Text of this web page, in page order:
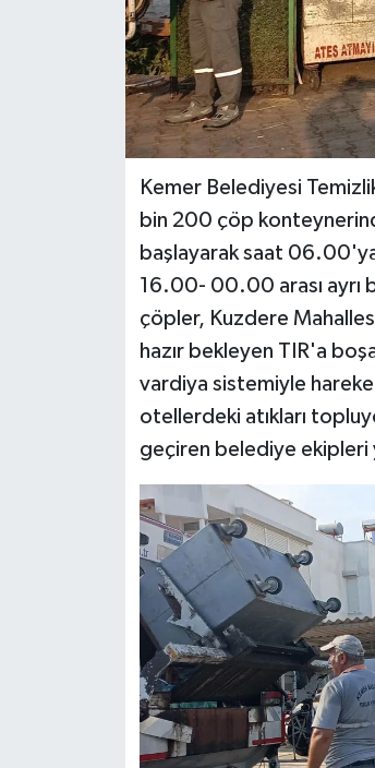
Kemer Belediyesi
bin 200 çöp
başlayarak saat
16.00- 00.00 arası ayrı
çöpler, Kuzdere
hazır bekleyen TIR'a
vardiya sistemiyle
otellerdeki atıkları
geçiren belediye ekipleri
RÖPORTAJ
VİDEO HABERLER
YAZARLAR
RESMİ İLAN
MAGAZİN